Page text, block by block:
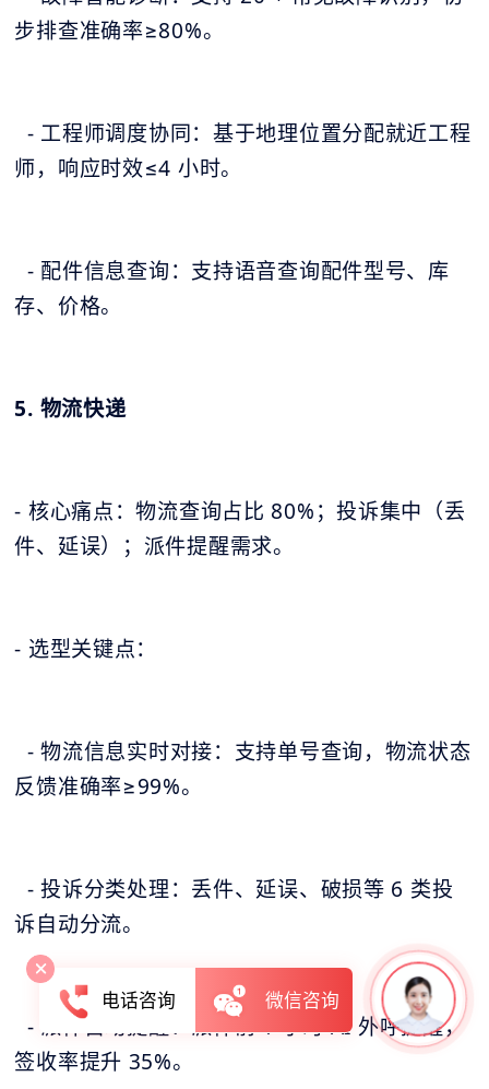
步排查准确率≥80%。
- 工程师调度协同：基于地理位置分配就近工程
师，响应时效≤4 小时。
- 配件信息查询：支持语音查询配件型号、库
存、价格。
5. 物流快递
- 核心痛点：物流查询占比 80%；投诉集中（丢
件、延误）；派件提醒需求。
- 选型关键点：
- 物流信息实时对接：支持单号查询，物流状态
反馈准确率≥99%。
- 投诉分类处理：丢件、延误、破损等 6 类投
诉自动分流。
- 派件自动提醒：派件前 1 小时 AI 外呼提醒，
签收率提升 35%。
电话咨询 微信咨询